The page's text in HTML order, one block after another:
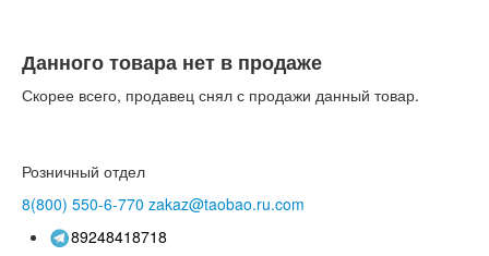
Данного товара нет в продаже
Скорее всего, продавец снял с продажи данный товар.
Розничный отдел
8(800) 550-6-770 zakaz@taobao.ru.com
89248418718